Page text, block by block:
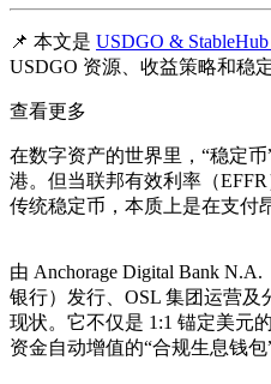
📌 本文是 USDGO &
USDGO 资源、收益策略和稳
查看更多
在数字资产的世界里，“稳定
港。但当联邦有效利率（
传统稳定币，本质上是在支付
由 Anchorage Digital Bank
银行）发行、OSL 集团运营及
现状。它不仅是 1:1 锚定美元
资金自动增值的“合规生息钱包”